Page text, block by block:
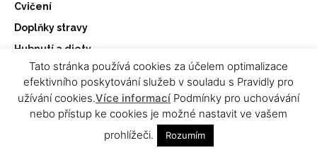
Cvičení
Doplňky stravy
Hubnutí a diety
Kulturistika & fitness
Motivace
Osobnosti
Tato stránka používá cookies za účelem optimalizace
efektivního poskytování služeb v souladu s Pravidly pro
užívání cookies.Více informací Podmínky pro uchovávání
nebo přístup ke cookies je možné nastavit ve vašem
prohlížeči.
Rozumím